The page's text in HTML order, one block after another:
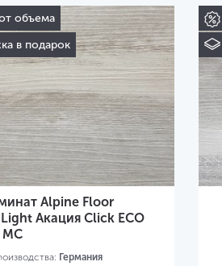
объема
в подарок
Alpine Floor
Акация Click ECO
Германия